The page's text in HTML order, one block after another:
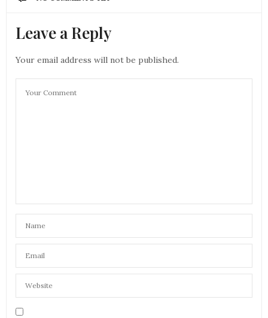
Leave a Reply
Your email address will not be published.